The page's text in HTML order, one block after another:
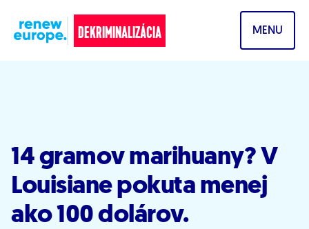
DEKRIMINALIZÁCIA MENU
14 gramov marihuany? V
Louisiane pokuta menej
ako 100 dolárov.